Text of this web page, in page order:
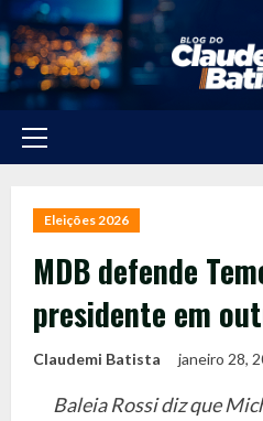
Skip
to
content
Primary
Eleições 2026
MDB defende
presidente em
Claudemi Batista janeiro 28,
Baleia Rossi diz que